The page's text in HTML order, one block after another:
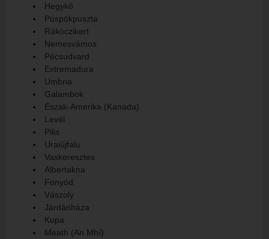
Hegykő
Püspökpuszta
Rákóczikert
Nemesvámos
Pécsudvard
Extremadura
Umbria
Galambok
Észak-Amerika (Kanada)
Levél
Pilis
Uraiújfalu
Vaskeresztes
Albertakna
Fonyód
Vászoly
Járdánháza
Kupa
Meath (An Mhí)